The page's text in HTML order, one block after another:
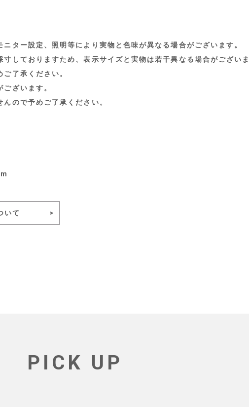
ター設定、照明等により実物と色味が異なる場合がございます。
しておりますため、表示サイズと実物は若干異なる場合がござい
了承ください。
ざいます。
ので予めご了承ください。
いて
PICK UP